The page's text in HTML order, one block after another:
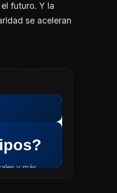
futuro. Y la
se aceleran